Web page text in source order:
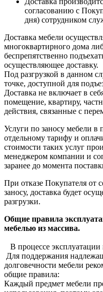
согласованию с
дня) сотрудником
Доставка мебели
многоквартирного дома
беспрепятственно
осуществляющее доставку.
Под разгрузкой в данном
точке, доступной для
Доставка не включает в
помещение, квартиру,
действия, связанные с
Услуги по заносу мебели в
отдельному тарифу и
стоимости таких услуг
менеджером компании и
заранее до момента
При отказе Покупателя от
заносу, доставка будет
разгрузки.
Общие правила
мебелью из массива.
В процессе эксплуатации
Для поддержания
долговечности мебели
общие правила:
Каждый предмет мебели